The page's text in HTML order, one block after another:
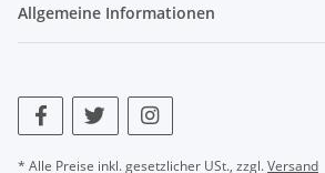
Allgemeine Informationen
* Alle Preise inkl. gesetzlicher USt., zzgl.Versand